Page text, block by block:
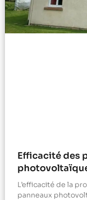
Efficacité des
L’efficacité de la
panneaux